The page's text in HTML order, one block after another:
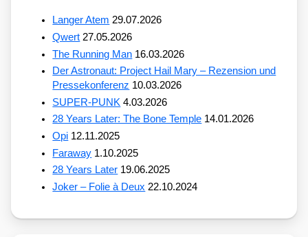
Langer Atem 29.07.2026
Qwert 27.05.2026
The Running Man 16.03.2026
Der Astronaut: Project Hail Mary – Rezension und
Pressekonferenz 10.03.2026
SUPER-PUNK 4.03.2026
28 Years Later: The Bone Temple 14.01.2026
Opi 12.11.2025
Faraway 1.10.2025
28 Years Later 19.06.2025
Joker – Folie à Deux 22.10.2024